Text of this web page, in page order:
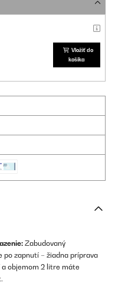
Vložiť do
košíka
Zabudovaný
zapnutí – žiadna príprava
a objemom 2 litre máte